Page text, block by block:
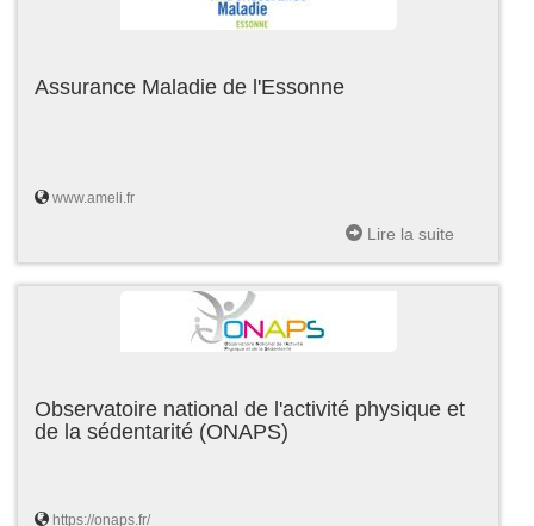
Assurance Maladie de l'Essonne
www.ameli.fr
Lire la suite
Observatoire national de l'activité physique et
de la sédentarité (ONAPS)
https://onaps.fr/